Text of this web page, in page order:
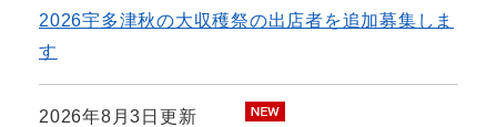
2026宇多津秋の大収穫祭の出店者を追加募集しま
す
2026年8月3日更新